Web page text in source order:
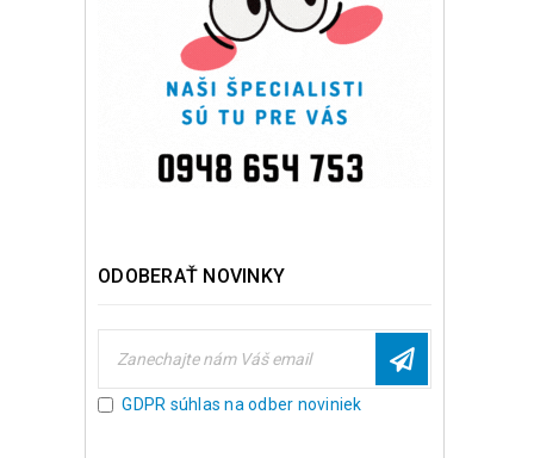
ODOBERAŤ NOVINKY
GDPR súhlas na odber noviniek